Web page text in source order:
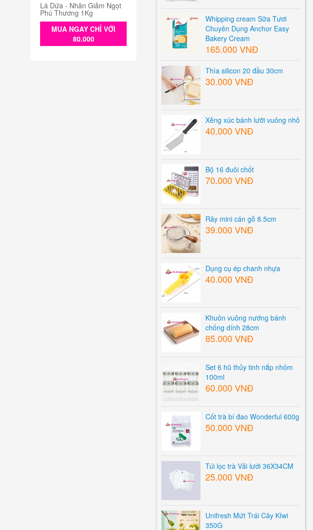
Lá Dứa - Nhân Giảm Ngọt
Phú Thương 1Kg
MUA NGAY CHỈ VỚI
80.000
Whipping cream Sữa Tươi
Chuyên Dụng Anchor Easy
Bakery Cream
165.000 VNĐ
Thìa silicon 20 đầu 30cm
30.000 VNĐ
Xẻng xúc bánh lưỡi vuông nhỏ
40.000 VNĐ
Bộ 16 đuôi chốt
70.000 VNĐ
Rây mini cán gỗ 8.5cm
39.000 VNĐ
Dụng cụ ép chanh nhựa
40.000 VNĐ
Khuôn vuông nướng bánh
chống dính 28cm
85.000 VNĐ
Set 6 hũ thủy tinh nắp nhôm
100ml
60.000 VNĐ
Cốt trà bí đao Wonderful 600g
50.000 VNĐ
Túi lọc trà Vải lưới 36X34CM
25.000 VNĐ
Unifresh Mứt Trái Cây KIwi
350G